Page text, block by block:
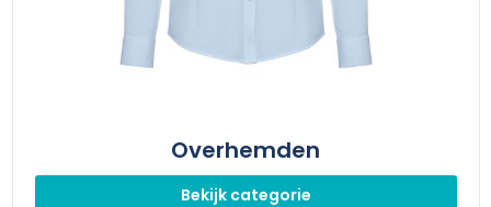
Overhemden
Bekijk categorie